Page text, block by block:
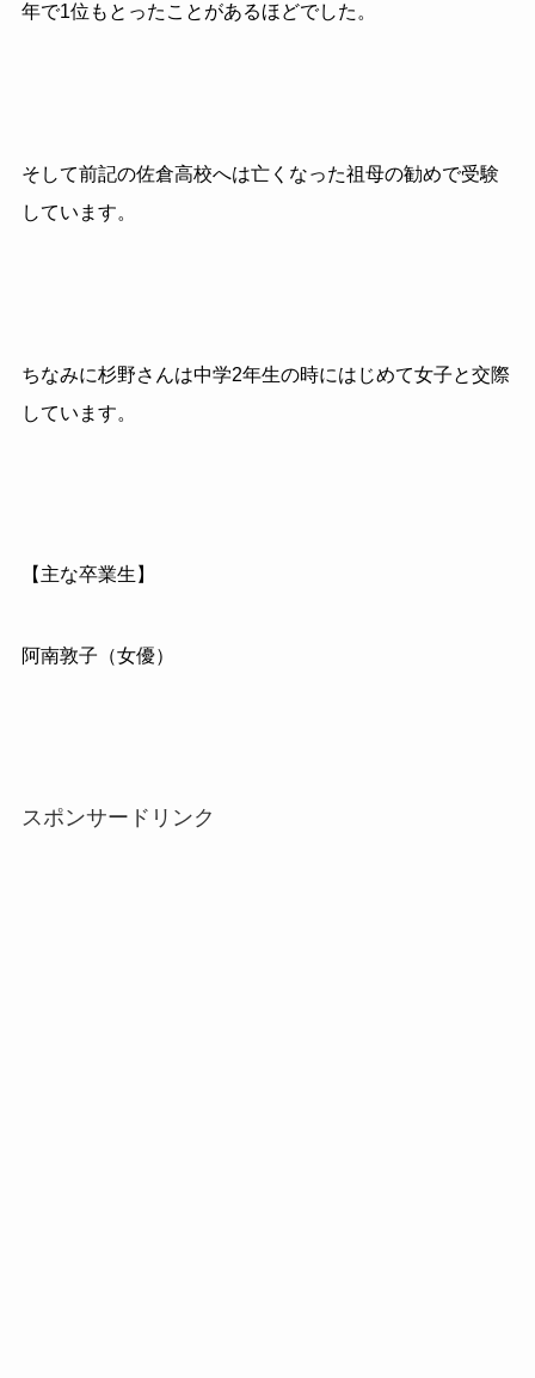
年で1位もとったことがあるほどでした。
そして前記の佐倉高校へは亡くなった祖母の勧めで受験
しています。
ちなみに杉野さんは中学2年生の時にはじめて女子と交際
しています。
【主な卒業生】
阿南敦子（女優）
スポンサードリンク